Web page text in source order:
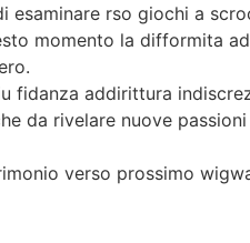
esaminare rso giochi a
momento la difformita
fidanza addirittura
da rivelare nuove
verso prossimo